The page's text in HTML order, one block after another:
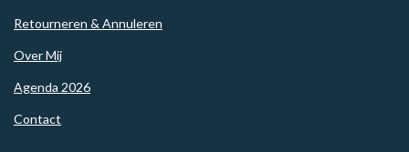
Retourneren & Annuleren
Over Mij
Agenda 2026
Contact